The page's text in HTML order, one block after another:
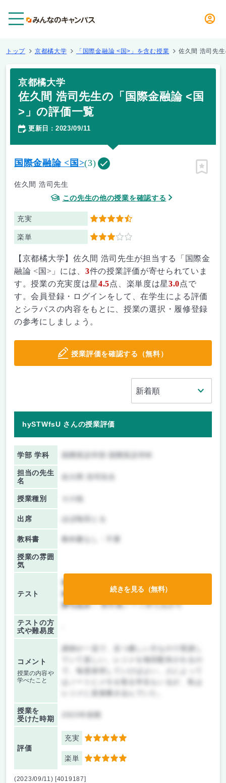
トップ 京都橘大学 「国際金融論 <国>」を含む授業 佐久間 浩司先
京都橘大学
佐久間 浩司先生の「国際金融論 <国
>」の評価一覧
更新日 ： 2023/09/11
国際金融論 <国>(3)
佐久間 浩司先生
この先生の他の授業を確認する
充実 4.5
楽単 3
ピン留
【京都橘大学】佐久間 浩司先生が担当する「国際金
融論 <国>」には、 3件の授業評価が寄せられていま
す。授業の充実度は星4.5点、楽単度は星3.0点で
す。会員登録・ログインをして、在学生による評価
とシラバスの内容をもとに、授業の選択・履修登録
の参考にしましょう。
授業評価を確認する（無料）
hySTWfsU さんの授業評価
学部 学科
担当の先生
名
授業種別 その他
出席 ほぼ毎回とる
教科書 教科書なし・不要
授業の雰囲
気
テスト
前期/中間：
後期/期末：
テストのみ
持ち込み：教科書ノート持ち込み可
テストの方
式や難易度
コメント
授業の内容や
学べたこと
講師が一流で、且つ優しい方なので受講し
ていて楽しい。レジメを毎回配布されるの
で、毎度保管していけばよい。人によって
レジメに直接書き込んでいた。
授業を
受けた時期
評価
充実 5
楽単 5
続きを見る（無料）
(2023/09/11) [4019187]